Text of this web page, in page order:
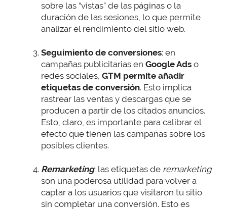
sobre las “vistas” de las páginas o la
duración de las sesiones, lo que permite
analizar el rendimiento del sitio web.
Seguimiento de conversiones: en
campañas publicitarias en Google Ads o
redes sociales, GTM permite añadir
etiquetas de conversión. Esto implica
rastrear las ventas y descargas que se
producen a partir de los citados anuncios.
Esto, claro, es importante para calibrar el
efecto que tienen las campañas sobre los
posibles clientes.
Remarketing: las etiquetas de remarketing
son una poderosa utilidad para volver a
captar a los usuarios que visitaron tu sitio
sin completar una conversión. Esto es